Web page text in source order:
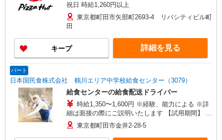
祝日 時給1,260円以上
東京都町田市矢部町2693-4 リバシティビル町
田
キープ 詳細を見る
パート
日本国民食株式会社 鶴川エリア中学校給食センター（3079）
給食センターの給食配送ドライバー
時給1,350〜1,600円 ※経験、能力による ※詳
細は面接の際にご説明いたします 【試用期間】 試
用期間：有（2ヶ月） 試用期間中の労働条件：変
更なし
東京都町田市金井2-28-5